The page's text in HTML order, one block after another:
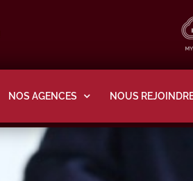
NOS AGENCES NOUS